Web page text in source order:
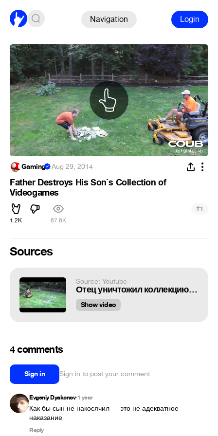
Navigation Login
Gaming ·Aug 29, 2014
Father Destroys His Son`s Collection of
Videogames
1.2K 67.6K
#1
Sources
Source: Youtube
Отец уничтожил коллекцию видеоигр сына
Show video
4 comments
Sign in Sign in to post your comment
Evgeniy Dyakonov•1 year
Как бы сын не накосячил — это не адекватное
наказание
Reply